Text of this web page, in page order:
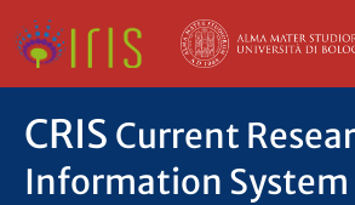
CRIS Current
Information System